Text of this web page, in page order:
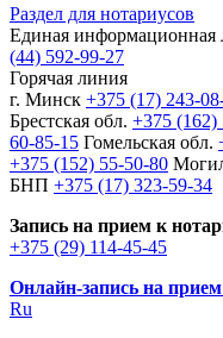
Раздел для нотариусов
Единая информационная
(44) 592-99-27
Горячая линия
г. Минск +375 (17) 243-
Брестская обл. +375 (162)
60-85-15 Гомельская обл.
+375 (152) 55-50-80
БНП +375 (17) 323-59-34
Запись на прием к
+375 (29) 114-45-45
Онлайн-запись на
Ru